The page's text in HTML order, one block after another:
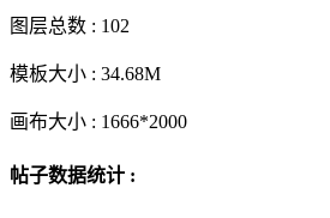
图层总数 : 102
模板大小 : 34.68M
画布大小 : 1666*2000
帖子数据统计 :